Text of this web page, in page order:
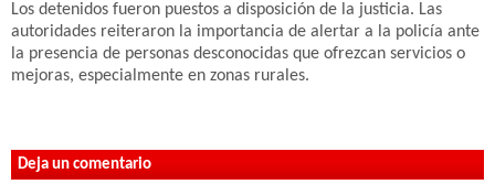
Los detenidos fueron puestos a disposición de la justicia. Las
autoridades reiteraron la importancia de alertar a la policía ante
la presencia de personas desconocidas que ofrezcan servicios o
mejoras, especialmente en zonas rurales.
Deja un comentario